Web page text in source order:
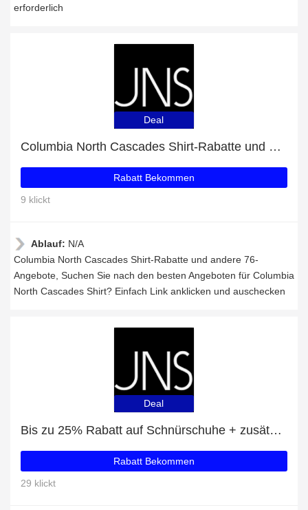
erforderlich
Deal
Columbia North Cascades Shirt-Rabatte und andere 76-Angebote
Rabatt Bekommen
9 klickt
Ablauf: N/A
Columbia North Cascades Shirt-Rabatte und andere 76-
Angebote, Suchen Sie nach den besten Angeboten für Columbia
North Cascades Shirt? Einfach Link anklicken und auschecken
Deal
Bis zu 25% Rabatt auf Schnürschuhe + zusätzliche 85-Rabatte
Rabatt Bekommen
29 klickt